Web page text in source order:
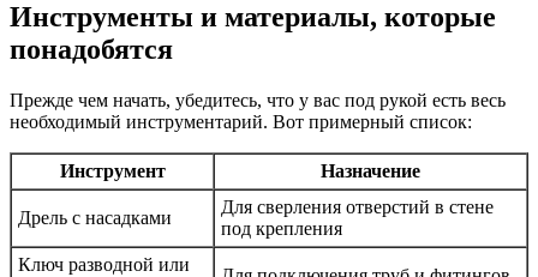
Инструменты и материалы, которые
понадобятся
Прежде чем начать, убедитесь, что у вас под рукой есть весь
необходимый инструментарий. Вот примерный список:
Инструмент Назначение
Дрель с насадками
Для сверления отверстий в стене
под крепления
Ключ разводной или